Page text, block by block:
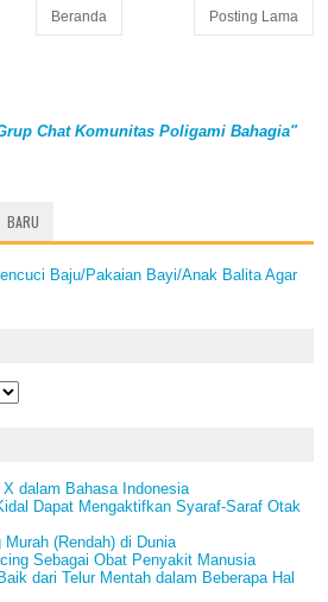
Posting Lama
Beranda
Chat Komunitas Poligami Bahagia"
BARU
Baju/Pakaian Bayi/Anak Balita Agar
dalam Bahasa Indonesia
Dapat Mengaktifkan Syaraf-Saraf Otak
(Rendah) di Dunia
Sebagai Obat Penyakit Manusia
dari Telur Mentah dalam Beberapa Hal